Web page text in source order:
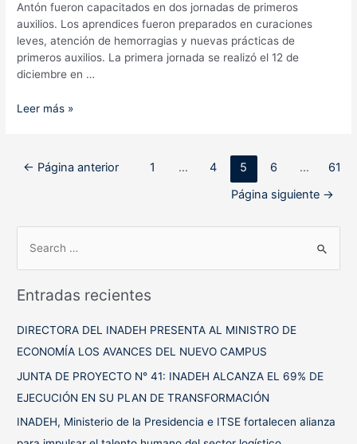
Antón fueron capacitados en dos jornadas de primeros
auxilios. Los aprendices fueron preparados en curaciones
leves, atención de hemorragias y nuevas prácticas de
primeros auxilios. La primera jornada se realizó el 12 de
diciembre en …
Participantes
Cuidado
mayores
primeros
Leer más »
Paginación
← Página anterior 1 … 4 5 6 …
61
Página siguiente →
c
:
Entradas recientes
DIRECTORA DEL INADEH PRESENTA AL MINISTRO DE
ECONOMÍA LOS AVANCES DEL NUEVO CAMPUS
JUNTA DE PROYECTO N° 41: INADEH ALCANZA EL 69% DE
EJECUCIÓN EN SU PLAN DE TRANSFORMACIÓN
INADEH, Ministerio de la Presidencia e ITSE fortalecen alianza